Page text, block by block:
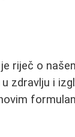
riječ o
zdravlju i